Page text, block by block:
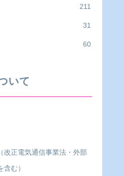
211
31
60
いて
改正電気通信事業法・外部
む）